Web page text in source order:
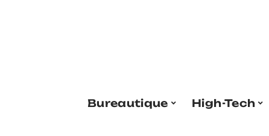
Bureautique High-Tech